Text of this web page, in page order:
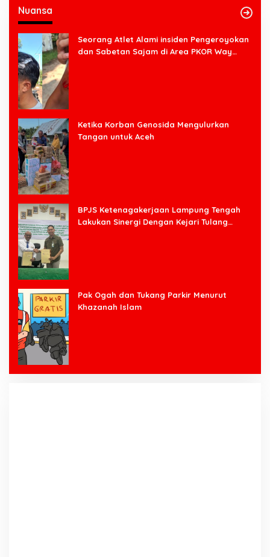
Nuansa
Seorang Atlet Alami insiden Pengeroyokan
dan Sabetan Sajam di Area PKOR Way
Ketika Korban Genosida Mengulurkan
Tangan untuk Aceh
BPJS Ketenagakerjaan Lampung Tengah
Lakukan Sinergi Dengan Kejari Tulang
Pak Ogah dan Tukang Parkir Menurut
Khazanah Islam